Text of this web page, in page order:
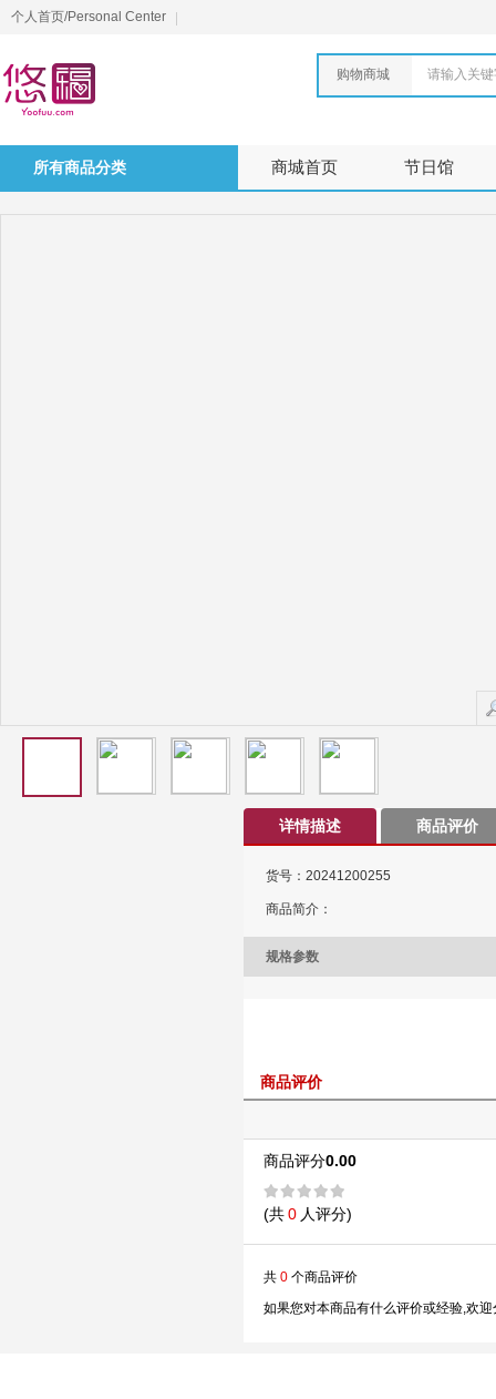
个人首页/Personal Center
购物商城 请输入关
所有商品分类 商城首页 节日馆
详情描述 商品评价
货号：20241200255
商品简介：
规格参数
商品评价
商品评分0.00
(共0 人评分)
共 0 个商品评价
如果您对本商品有什么评价或经验,欢迎